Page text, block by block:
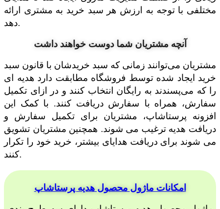
مختلفی با توجه به ارزش هر سبد خرید به مشتری ارائه
دهد.
آنچه مشتریان شما دوست خواهند داشت
مشتریان می‌توانند زمانی که سبد خریدشان با قانون سبد
خرید ایجاد شده توسط فروشگاه مطابقت دارد هدیه ای
را که می‌پسندند به رایگان انتخاب کنند و در ازای تکمیل
سفارش، همراه با سفارش دریافت کنند. با کمک این
افزونه پرستاشاپ، مشتریان برای تکمیل سفارش و
دریافت هدیه ترغیب می شوند. همچنین مشتریان تشویق
می شوند برای دریافت هدایای بیشتر، خرید خود را تکرار
کنند.
امکانات ماژول محصول هدیه پرستاشاپ